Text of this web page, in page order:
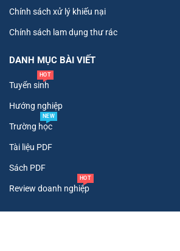
Chính sách xử lý khiếu nại
Chính sách lam dụng thư rác
DANH MỤC BÀI VIẾT
Tuyển sinh
HOT
Hướng nghiệp
Trường học
NEW
Tài liệu PDF
Sách PDF
Review doanh nghiệp
HOT